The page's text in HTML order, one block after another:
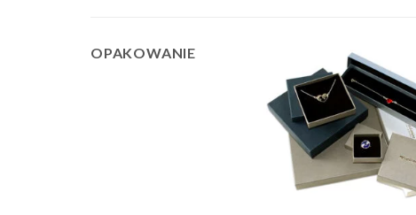
OPAKOWANIE